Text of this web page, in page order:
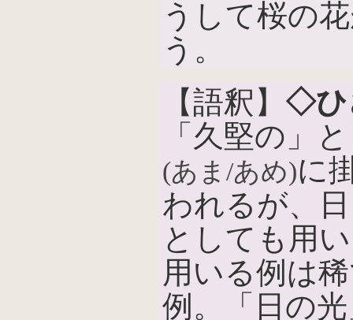
うして桜の
う。
【語釈】 ◇ひ
「久堅の」
(あま/あめ)に
われるが、
としても用
用いる例は
例。「日の